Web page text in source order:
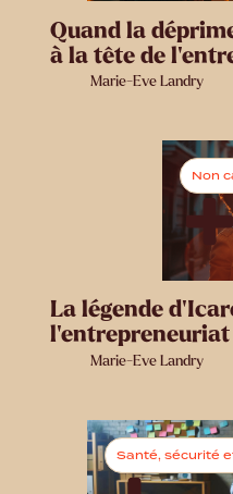
Quand la
à la tête de
Marie-Eve Landry
Non
La légende
l’entrepreneuriat
Marie-Eve Landry
Santé, sécurité